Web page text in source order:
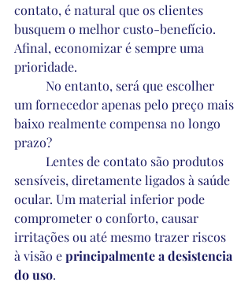
contato, é natural que os clientes
busquem o melhor custo-benefício.
Afinal, economizar é sempre uma
prioridade.
um fornecedor apenas pelo preço mais
baixo realmente compensa no longo
prazo?
sensíveis, diretamente ligados à saúde
ocular. Um material inferior pode
comprometer o conforto, causar
irritações ou até mesmo trazer riscos
à visão e principalmente a desistencia
do uso.